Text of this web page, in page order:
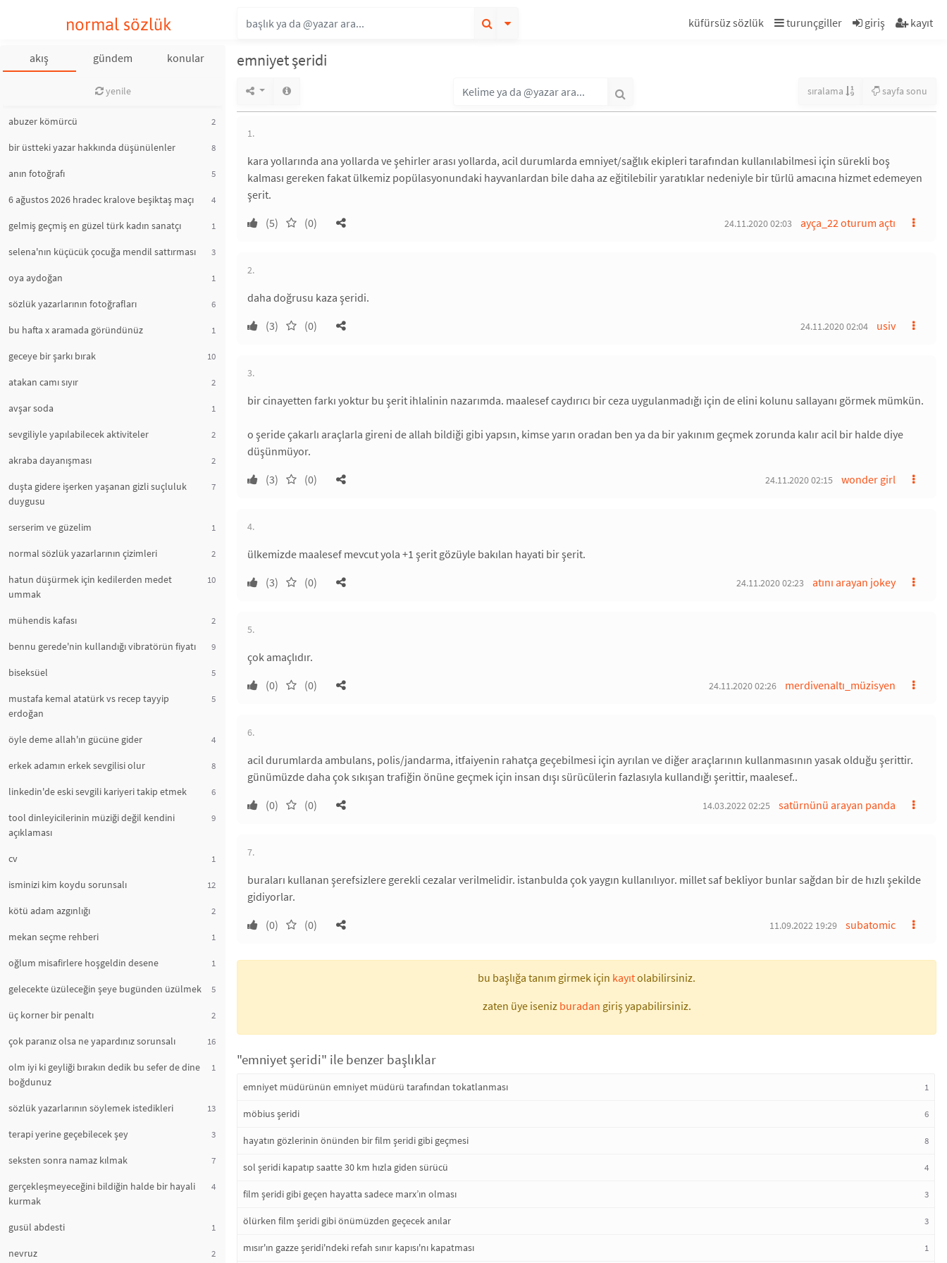
normal sözlük küfürsüz sözlük turunçgiller giriş kayıt
akış gündem konular
yenile
abuzer kömürcü 2
bir üstteki yazar hakkında düşünülenler 8
anın fotoğrafı 5
6 ağustos 2026 hradec kralove beşiktaş maçı 4
gelmiş geçmiş en güzel türk kadın sanatçı 1
selena'nın küçücük çocuğa mendil sattırması 3
oya aydoğan 1
sözlük yazarlarının fotoğrafları 6
bu hafta x aramada göründünüz 1
geceye bir şarkı bırak 10
atakan camı sıyır 2
avşar soda 1
sevgiliyle yapılabilecek aktiviteler 2
akraba dayanışması 2
duşta gidere işerken yaşanan gizli suçluluk
duygusu
7
serserim ve güzelim 1
normal sözlük yazarlarının çizimleri 2
hatun düşürmek için kedilerden medet
ummak
10
mühendis kafası 2
bennu gerede'nin kullandığı vibratörün fiyatı 9
biseksüel 5
mustafa kemal atatürk vs recep tayyip
erdoğan
5
öyle deme allah'ın gücüne gider 4
erkek adamın erkek sevgilisi olur 8
linkedin'de eski sevgili kariyeri takip etmek 6
tool dinleyicilerinin müziği değil kendini
açıklaması
9
cv 1
isminizi kim koydu sorunsalı 12
kötü adam azgınlığı 2
mekan seçme rehberi 1
oğlum misafirlere hoşgeldin desene 1
gelecekte üzüleceğin şeye bugünden üzülmek 5
üç korner bir penaltı 2
çok paranız olsa ne yapardınız sorunsalı 16
olm iyi ki geyliği bırakın dedik bu sefer de dine
boğdunuz
1
sözlük yazarlarının söylemek istedikleri 13
terapi yerine geçebilecek şey 3
seksten sonra namaz kılmak 7
gerçekleşmeyeceğini bildiğin halde bir hayali
kurmak
4
gusül abdesti 1
nevruz 2
emniyet şeridi
sıralama sayfa sonu
1.
kara yollarında ana yollarda ve şehirler arası yollarda, acil durumlarda emniyet/sağlık ekipleri tarafından kullanılabilmesi için sürekli boş
kalması gereken fakat ülkemiz popülasyonundaki hayvanlardan bile daha az eğitilebilir yaratıklar nedeniyle bir türlü amacına hizmet edemeyen
şerit.
(5)
(0) ayça_22 oturum açtı
24.11.2020 02:03
2.
daha doğrusu kaza şeridi.
(3)
(0) usiv
24.11.2020 02:04
3.
bir cinayetten farkı yoktur bu şerit ihlalinin nazarımda. maalesef caydırıcı bir ceza uygulanmadığı için de elini kolunu sallayanı görmek mümkün.
o şeride çakarlı araçlarla gireni de allah bildiği gibi yapsın, kimse yarın oradan ben ya da bir yakınım geçmek zorunda kalır acil bir halde diye
düşünmüyor.
(3)
(0) wonder girl
24.11.2020 02:15
4.
ülkemizde maalesef mevcut yola +1 şerit gözüyle bakılan hayati bir şerit.
(3)
(0) atını arayan jokey
24.11.2020 02:23
5.
çok amaçlıdır.
(0)
(0) merdivenaltı_müzisyen
24.11.2020 02:26
6.
acil durumlarda ambulans, polis/jandarma, itfaiyenin rahatça geçebilmesi için ayrılan ve diğer araçlarının kullanmasının yasak olduğu şerittir.
günümüzde daha çok sıkışan trafiğin önüne geçmek için insan dışı sürücülerin fazlasıyla kullandığı şerittir, maalesef..
(0)
(0) satürnünü arayan panda
14.03.2022 02:25
7.
buraları kullanan şerefsizlere gerekli cezalar verilmelidir. istanbulda çok yaygın kullanılıyor. millet saf bekliyor bunlar sağdan bir de hızlı şekilde
gidiyorlar.
(0)
(0) subatomic
11.09.2022 19:29
bu başlığa tanım girmek için kayıtolabilirsiniz.
zaten üye iseniz buradan giriş yapabilirsiniz.
"emniyet şeridi" ile benzer başlıklar
emniyet müdürünün emniyet müdürü tarafından tokatlanması 1
möbius şeridi 6
hayatın gözlerinin önünden bir film şeridi gibi geçmesi 8
sol şeridi kapatıp saatte 30 km hızla giden sürücü 4
film şeridi gibi geçen hayatta sadece marx’ın olması 3
ölürken film şeridi gibi önümüzden geçecek anılar 3
mısır'ın gazze şeridi'ndeki refah sınır kapısı'nı kapatması 1